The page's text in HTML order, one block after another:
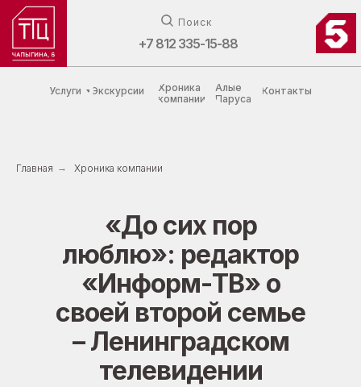
Поиск
+7 812 335-15-88
Хроника
компании
Алые
Паруса
Услуги Экскурсии Контакты
Главная → Хроника компании
«До сих пор
люблю»: редактор
«Информ-TВ» о
своей второй семье
– Ленинградском
телевидении